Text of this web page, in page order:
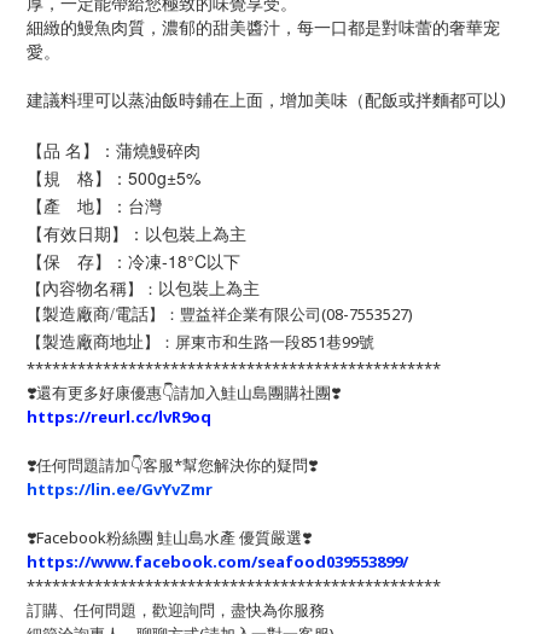
細緻的鰻魚肉質，濃郁的甜美醬汁，每一口都是對味蕾的奢華宠
愛。
建議料理可以蒸油飯時鋪在上面，增加美味（配飯或拌麵都可以)
【品 名】：蒲燒鰻碎肉
【規 格】：500g±5%
【產 地】：台灣
【有效日期】：以包裝上為主
【保 存】：冷凍-18°C以下
【內容物名稱】： 以包裝上為主
【製造廠商/電話】：豐益祥企業有限公司(08-7553527)
【製造廠商地址】：屏東市和生路一段851巷99號
*************************************************
❣️還有更多好康優惠👇請加入鮭山島團購社團❣️
https://reurl.cc/lvR9oq
❣️任何問題請加👇客服*幫您解決你的疑問❣️
https://lin.ee/GvYvZmr
❣️Facebook粉絲團 鮭山島水產 優質嚴選❣️
https://www.facebook.com/seafood039553899/
*************************************************
訂購、任何問題，歡迎詢問，盡快為你服務